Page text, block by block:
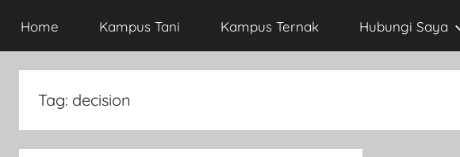
Home Kampus Tani Kampus Ternak Hubungi Saya
Tag: decision